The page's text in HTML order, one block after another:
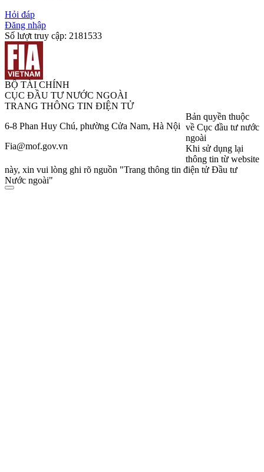
Hỏi đáp
Đăng nhập
Số lượt truy cập: 2181533
BỘ TÀI CHÍNH
CỤC ĐẦU TƯ NƯỚC NGOÀI
TRANG THÔNG TIN ĐIỆN TỬ
6-8 Phan Huy Chú, phường Cửa Nam, Hà Nội
Fia@mof.gov.vn
Bản quyền thuộc
về Cục đầu tư nước
ngoài
Khi sử dụng lại
thông tin từ website
này, xin vui lòng ghi rõ nguồn "Trang thông tin điện tử Đầu tư
Nước ngoài"